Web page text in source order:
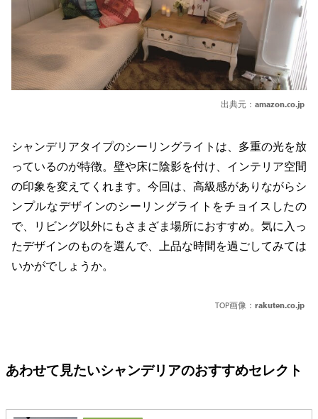
出典元： amazon.co.jp
シャンデリアタイプのシーリングライトは、多重の光を放
っているのが特徴。壁や床に陰影を付け、インテリア空間
の印象を変えてくれます。今回は、高級感がありながらシ
ンプルなデザインのシーリングライトをチョイスしたの
で、リビング以外にもさまざま場所におすすめ。気に入っ
たデザインのものを選んで、上品な時間を過ごしてみては
いかがでしょうか。
TOP画像： rakuten.co.jp
あわせて見たいシャンデリアのおすすめセレクト